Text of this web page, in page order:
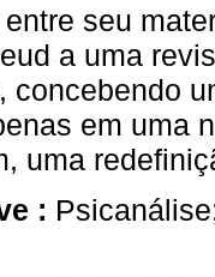
seu
a uma
concebendo
em uma
uma
: